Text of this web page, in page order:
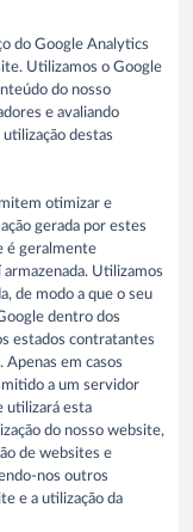
do Google Analytics
Utilizamos o Google
do nosso
e avaliando
destas
otimizar e
gerada por estes
é geralmente
Utilizamos
de modo a que o seu
dentro dos
estados contratantes
Apenas em casos
a um servidor
utilizará esta
do nosso website,
de websites e
nos outros
e a utilização da